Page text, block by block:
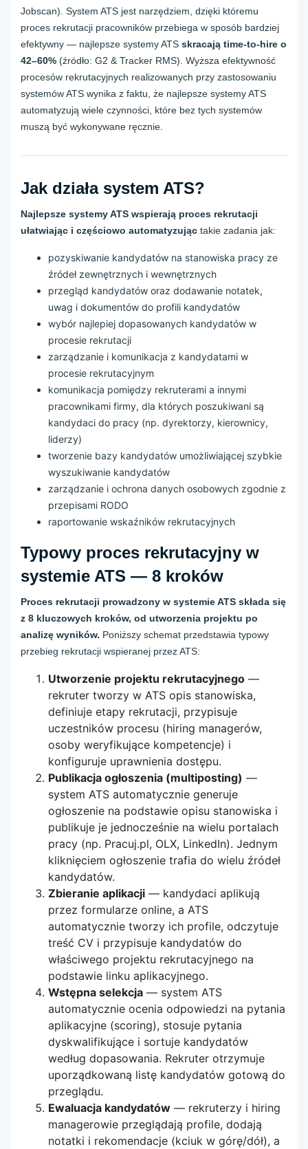
Jobscan). System ATS jest narzędziem, dzięki któremu
proces rekrutacji pracowników przebiega w sposób bardziej
efektywny — najlepsze systemy ATS skracają time-to-hire o
42–60% (źródło: G2 & Tracker RMS). Wyższa efektywność
procesów rekrutacyjnych realizowanych przy zastosowaniu
systemów ATS wynika z faktu, że najlepsze systemy ATS
automatyzują wiele czynności, które bez tych systemów
muszą być wykonywane ręcznie.
Jak działa system ATS?
Najlepsze systemy ATS wspierają proces rekrutacji
ułatwiając i częściowo automatyzując takie zadania jak:
pozyskiwanie kandydatów na stanowiska pracy ze
źródeł zewnętrznych i wewnętrznych
przegląd kandydatów oraz dodawanie notatek,
uwag i dokumentów do profili kandydatów
wybór najlepiej dopasowanych kandydatów w
procesie rekrutacji
zarządzanie i komunikacja z kandydatami w
procesie rekrutacyjnym
komunikacja pomiędzy rekruterami a innymi
pracownikami firmy, dla których poszukiwani są
kandydaci do pracy (np. dyrektorzy, kierownicy,
liderzy)
tworzenie bazy kandydatów umożliwiającej szybkie
wyszukiwanie kandydatów
zarządzanie i ochrona danych osobowych zgodnie z
przepisami RODO
raportowanie wskaźników rekrutacyjnych
Typowy proces rekrutacyjny w
systemie ATS — 8 kroków
Proces rekrutacji prowadzony w systemie ATS składa się
z 8 kluczowych kroków, od utworzenia projektu po
analizę wyników. Poniższy schemat przedstawia typowy
przebieg rekrutacji wspieranej przez ATS:
Utworzenie projektu rekrutacyjnego —
rekruter tworzy w ATS opis stanowiska,
definiuje etapy rekrutacji, przypisuje
uczestników procesu (hiring managerów,
osoby weryfikujące kompetencje) i
konfiguruje uprawnienia dostępu.
Publikacja ogłoszenia (multiposting) —
system ATS automatycznie generuje
ogłoszenie na podstawie opisu stanowiska i
publikuje je jednocześnie na wielu portalach
pracy (np. Pracuj.pl, OLX, LinkedIn). Jednym
kliknięciem ogłoszenie trafia do wielu źródeł
kandydatów.
Zbieranie aplikacji — kandydaci aplikują
przez formularze online, a ATS
automatycznie tworzy ich profile, odczytuje
treść CV i przypisuje kandydatów do
właściwego projektu rekrutacyjnego na
podstawie linku aplikacyjnego.
Wstępna selekcja — system ATS
automatycznie ocenia odpowiedzi na pytania
aplikacyjne (scoring), stosuje pytania
dyskwalifikujące i sortuje kandydatów
według dopasowania. Rekruter otrzymuje
uporządkowaną listę kandydatów gotową do
przeglądu.
Ewaluacja kandydatów — rekruterzy i hiring
managerowie przeglądają profile, dodają
notatki i rekomendacje (kciuk w górę/dół), a